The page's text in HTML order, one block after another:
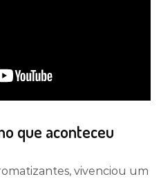
que aconteceu
vivenciou um